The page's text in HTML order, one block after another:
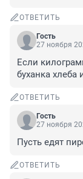
ОТВЕТИТЬ
Гость
27 ноября
Если
буханка хлеба
ОТВЕТИТЬ
Гость
27 ноября
Пусть едят
ОТВЕТИТЬ